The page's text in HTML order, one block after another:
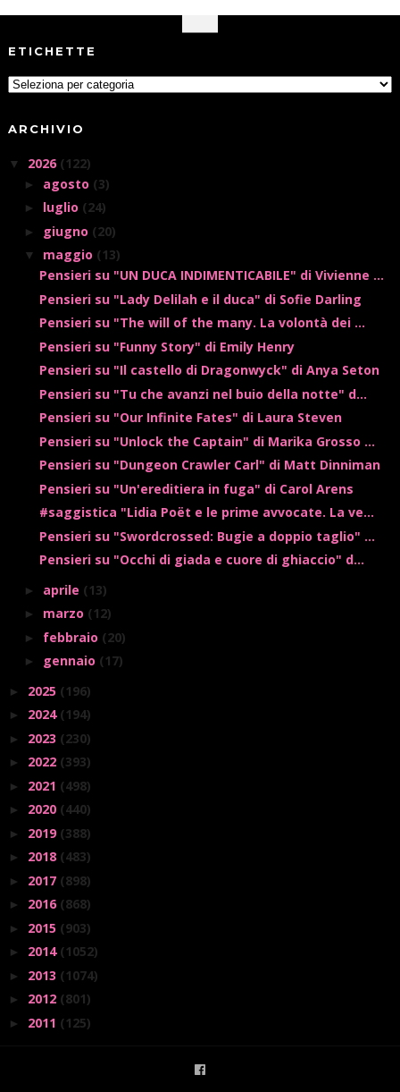
ETICHETTE
ARCHIVIO
▼ 2026 (122)
► agosto (3)
► luglio (24)
► giugno (20)
▼ maggio (13)
Pensieri su "UN DUCA INDIMENTICABILE" di Vivienne ...
Pensieri su "Lady Delilah e il duca" di Sofie Darling
Pensieri su "The will of the many. La volontà dei ...
Pensieri su "Funny Story" di Emily Henry
Pensieri su "Il castello di Dragonwyck" di Anya Seton
Pensieri su "Tu che avanzi nel buio della notte" d...
Pensieri su "Our Infinite Fates" di Laura Steven
Pensieri su "Unlock the Captain" di Marika Grosso ...
Pensieri su "Dungeon Crawler Carl" di Matt Dinniman
Pensieri su "Un'ereditiera in fuga" di Carol Arens
#saggistica "Lidia Poët e le prime avvocate. La ve...
Pensieri su "Swordcrossed: Bugie a doppio taglio" ...
Pensieri su "Occhi di giada e cuore di ghiaccio" d...
► aprile (13)
► marzo (12)
► febbraio (20)
► gennaio (17)
► 2025 (196)
► 2024 (194)
► 2023 (230)
► 2022 (393)
► 2021 (498)
► 2020 (440)
► 2019 (388)
► 2018 (483)
► 2017 (898)
► 2016 (868)
► 2015 (903)
► 2014 (1052)
► 2013 (1074)
► 2012 (801)
► 2011 (125)